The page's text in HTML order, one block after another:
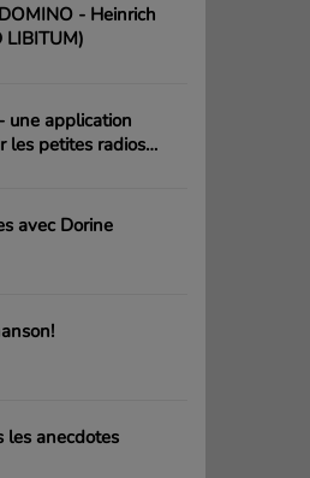
- Heinrich
LIBITUM)
une application
les petites radios
avec Dorine
les anecdotes